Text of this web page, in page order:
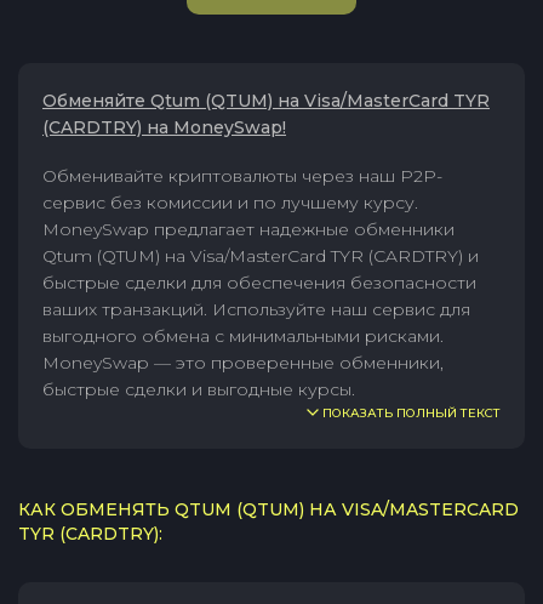
Обменяйте Qtum (QTUM) на Visa/MasterCard TYR
(CARDTRY) на MoneySwap!
Обменивайте криптовалюты через наш P2P-
сервис без комиссии и по лучшему курсу.
MoneySwap предлагает надежные обменники
Qtum (QTUM) на Visa/MasterCard TYR (CARDTRY) и
быстрые сделки для обеспечения безопасности
ваших транзакций. Используйте наш сервис для
выгодного обмена с минимальными рисками.
MoneySwap — это проверенные обменники,
быстрые сделки и выгодные курсы.
ПОКАЗАТЬ ПОЛНЫЙ ТЕКСТ
КАК ОБМЕНЯТЬ QTUM (QTUM) НА VISA/MASTERCARD
TYR (CARDTRY):